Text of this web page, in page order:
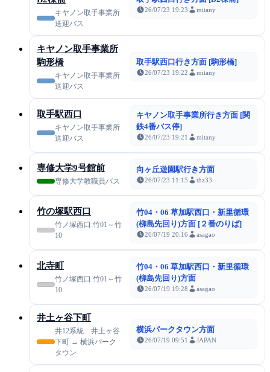
キヤノン取手事業所
送迎バス
26/07/23 19:23 mitany
キヤノン取手事業所
駒形橋
キヤノン取手事業所
送迎バス
取手駅西口行き方面 [駒形橋]
26/07/23 19:22 mitany
取手駅西口
キヤノン取手事業所
送迎バス
キヤノン取手事業所行き方面 [関
鉄4番バス停]
26/07/23 19:21 mitany
専修大学9号館前
専修大学教職員バス
向ヶ丘遊園駅行き方面
26/07/23 11:15 thz33
竹の塚駅西口
竹ノ塚西口:竹01～竹
10
竹04・06 草加駅西口・新里循環
(柳島先回り)方面 [２番のりば]
26/07/19 20:16 asagao
北寺町
竹ノ塚西口:竹01～竹
10
竹04・06 草加駅西口・新里循環
(柳島先回り)方面
26/07/19 19:28 asagao
井土ヶ谷下町
井12系統 井土ヶ谷
下町 → 横浜パーク
タウン
横浜パークタウン方面
26/07/19 09:51 JAPAN